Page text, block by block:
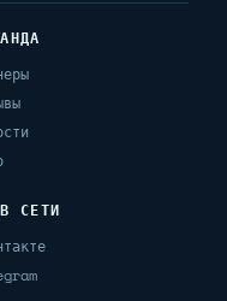
СЕТИ